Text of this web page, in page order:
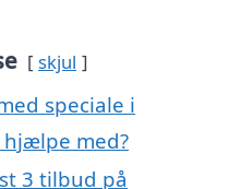
skjul
speciale i
med?
3 tilbud på